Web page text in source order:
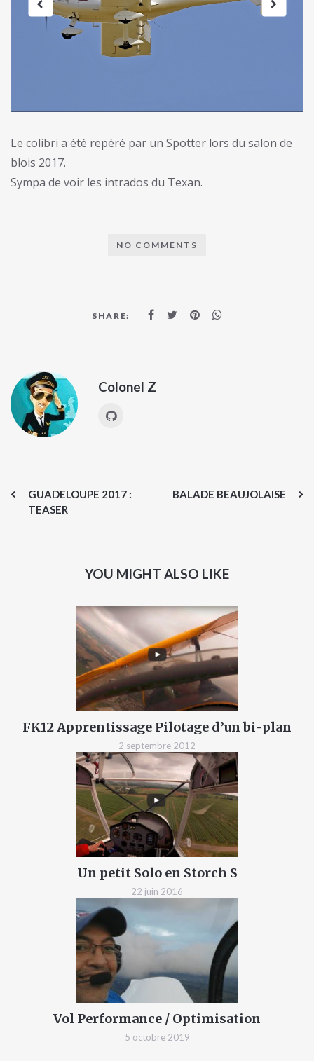
Le colibri a été repéré par un Spotter lors du salon de
blois 2017.
Sympa de voir les intrados du Texan.
NO COMMENTS
SHARE:
Colonel Z
GUADELOUPE 2017 :
TEASER
BALADE BEAUJOLAISE
YOU MIGHT ALSO LIKE
FK12 Apprentissage Pilotage d’un bi-plan
2 septembre 2012
Un petit Solo en Storch S
22 juin 2016
Vol Performance / Optimisation
5 octobre 2019